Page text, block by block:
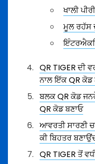
ਖਾਲੀ
ਮੂਲ ਰਹੱਸ
QR TIGER ਦੀ
ਨਾਲ ਇੱਕ QR ਕੋਡ
ਬਲਕ QR ਕੋਡ
QR ਕੋਡ ਬਣਾਓ
ਆਵਰਤੀ ਸਾਰਣੀ
ਕੀ ਬਿਹਤਰ
QR TIGER ਤੋਂ